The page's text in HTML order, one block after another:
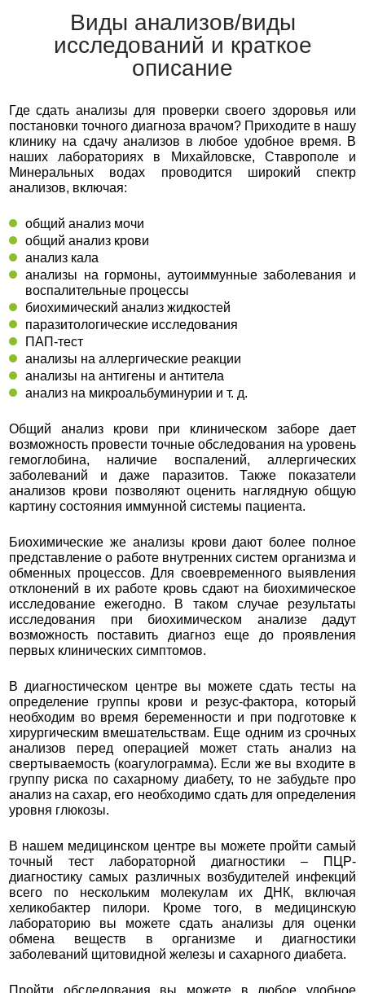
Виды анализов/виды
исследований и краткое
описание
Где сдать анализы для проверки своего здоровья или
постановки точного диагноза врачом? Приходите в нашу
клинику на сдачу анализов в любое удобное время. В
наших лабораториях в Михайловске, Ставрополе и
Минеральных водах проводится широкий спектр
анализов, включая:
общий анализ мочи
общий анализ крови
анализ кала
анализы на гормоны, аутоиммунные заболевания и
воспалительные процессы
биохимический анализ жидкостей
паразитологические исследования
ПАП-тест
анализы на аллергические реакции
анализы на антигены и антитела
анализ на микроальбуминурии и т. д.
Общий анализ крови при клиническом заборе дает
возможность провести точные обследования на уровень
гемоглобина, наличие воспалений, аллергических
заболеваний и даже паразитов. Также показатели
анализов крови позволяют оценить наглядную общую
картину состояния иммунной системы пациента.
Биохимические же анализы крови дают более полное
представление о работе внутренних систем организма и
обменных процессов. Для своевременного выявления
отклонений в их работе кровь сдают на биохимическое
исследование ежегодно. В таком случае результаты
исследования при биохимическом анализе дадут
возможность поставить диагноз еще до проявления
первых клинических симптомов.
В диагностическом центре вы можете сдать тесты на
определение группы крови и резус-фактора, который
необходим во время беременности и при подготовке к
хирургическим вмешательствам. Еще одним из срочных
анализов перед операцией может стать анализ на
свертываемость (коагулограмма). Если же вы входите в
группу риска по сахарному диабету, то не забудьте про
анализ на сахар, его необходимо сдать для определения
уровня глюкозы.
В нашем медицинском центре вы можете пройти самый
точный тест лабораторной диагностики – ПЦР-
диагностику самых различных возбудителей инфекций
всего по нескольким молекулам их ДНК, включая
хеликобактер пилори. Кроме того, в медицинскую
лабораторию вы можете сдать анализы для оценки
обмена веществ в организме и диагностики
заболеваний щитовидной железы и сахарного диабета.
Пройти обследования вы можете в любое удобное